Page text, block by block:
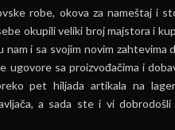
robe, okova za nameštaj i
okupili veliki broj majstora i
i sa svojim novim zahtevima
sa proizvođačima i
pet hiljada artikala na
a sada ste i vi